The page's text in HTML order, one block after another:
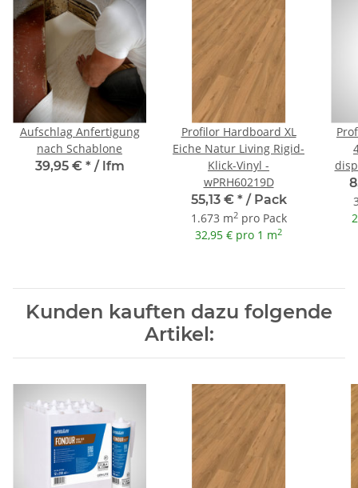
Aufschlag Anfertigung
nach Schablone
39,95 € */ lfm
Profilor Hardboard XL
Eiche Natur Living Rigid-
Klick-Vinyl -
wPRH60219D
55,13 € */ Pack
1.673 m2pro Pack
32,95 € pro 1 m2
Kunden kauften dazu folgende
Artikel: